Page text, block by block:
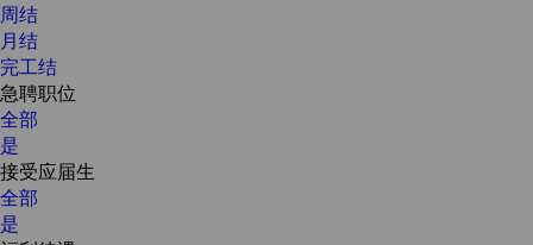
周结
月结
完工结
急聘职位
全部
是
接受应届生
全部
是